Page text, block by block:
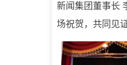
新闻集团董事长
场祝贺，共同见